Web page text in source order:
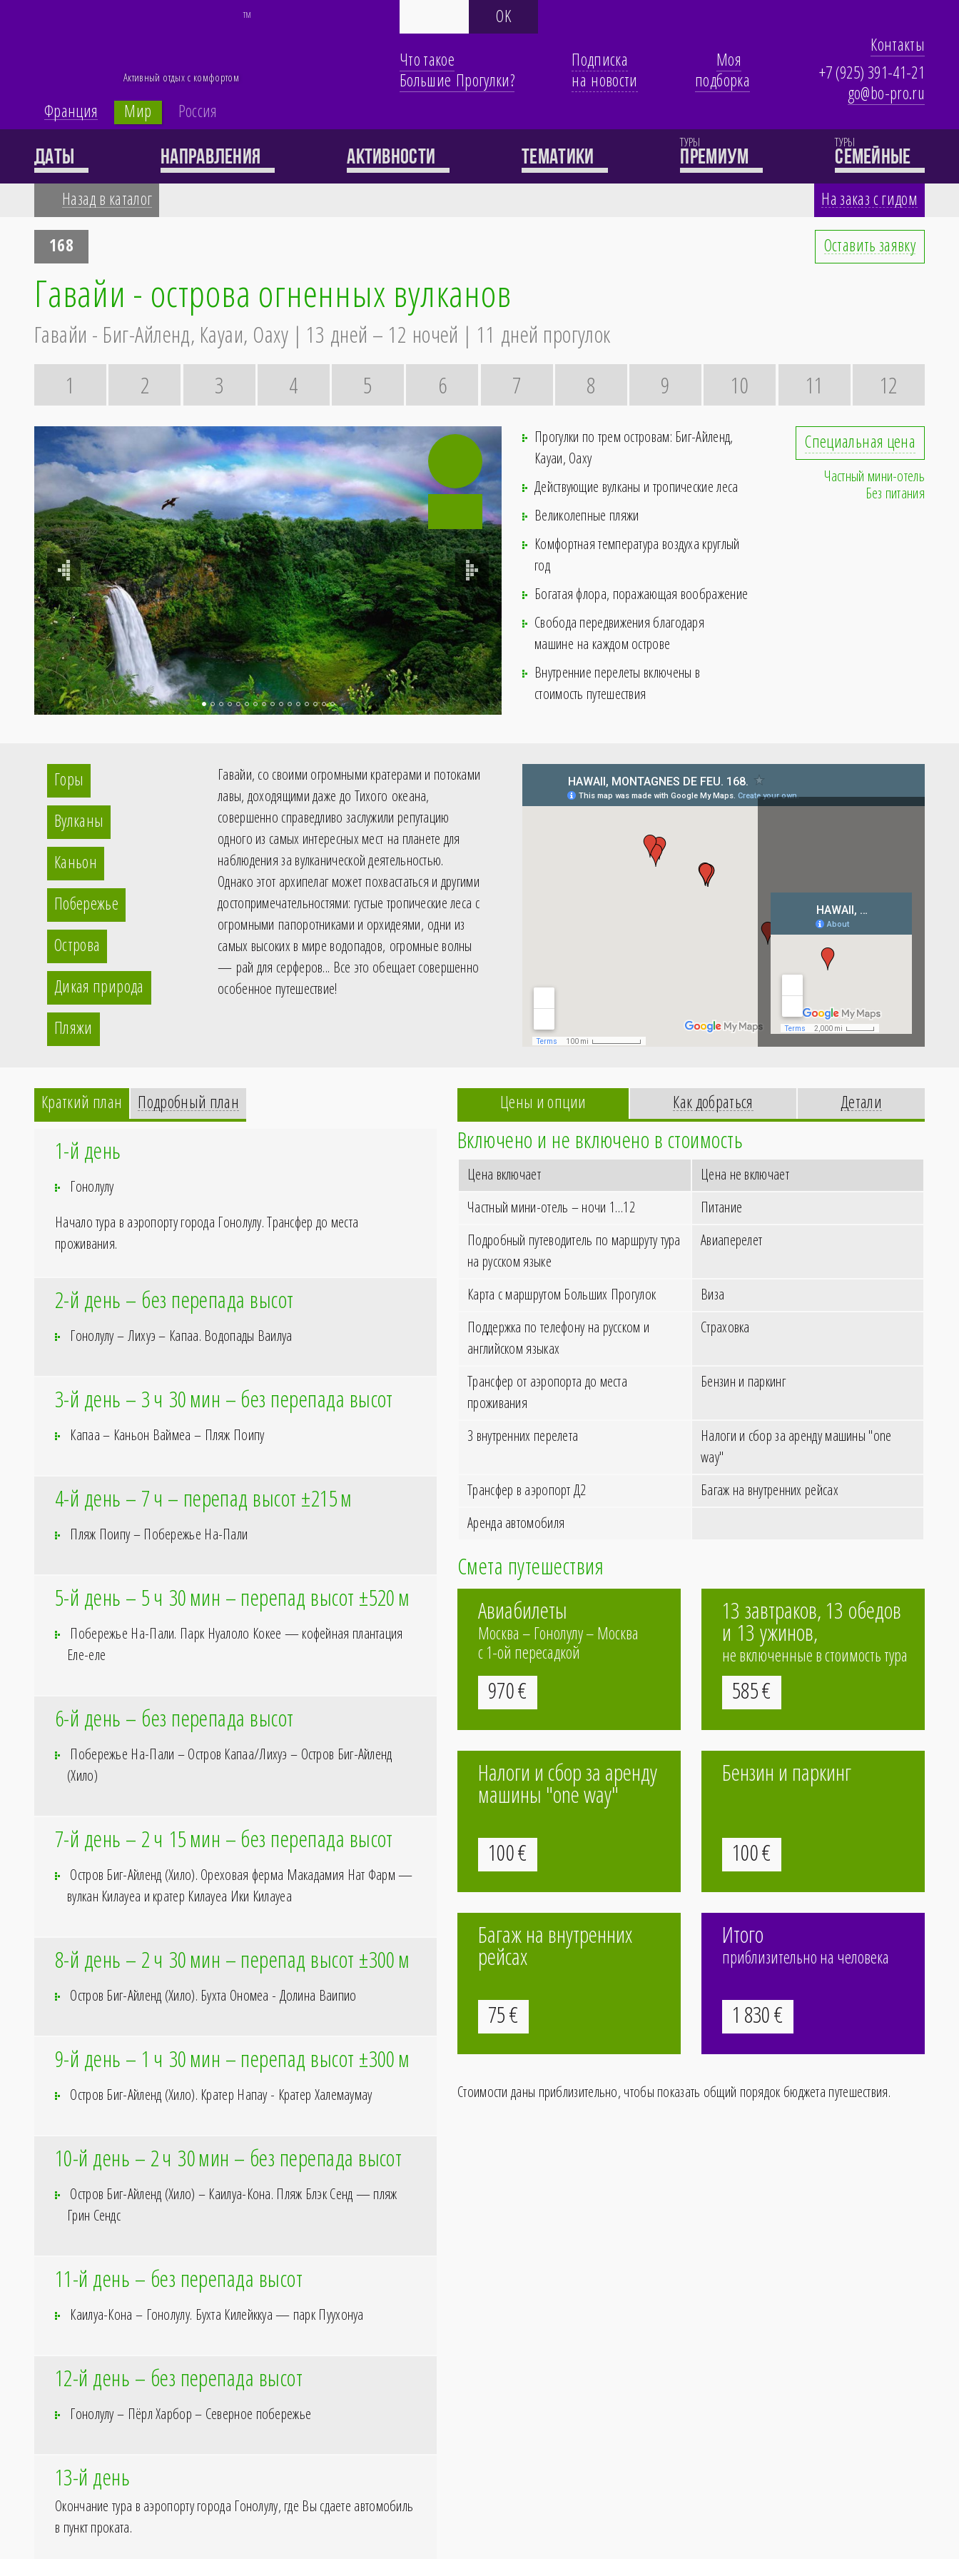
TM
Активный отдых с комфортом
Франция Мир Россия
Что такое
Большие Прогулки?
Подписка
на новости
Моя
подборка
Контакты
+7 (925) 391-41-21
go@bo-pro.ru
Каталог
Назад в каталог На заказ с гидом
168 Оставить заявку
Гавайи - острова огненных вулканов
Гавайи - Биг-Айленд, Кауаи, Оаху 13 дней – 12 ночей
11 дней прогулок
1
2 3 4 5 6 7 8 9 10 11 12
Прогулки по трем островам: Биг-Айленд,
Кауаи, Оаху
Действующие вулканы и тропические леса
Великолепные пляжи
Комфортная температура воздуха круглый
год
Богатая флора, поражающая воображение
Свобода передвижения благодаря
машине на каждом острове
Внутренние перелеты включены в
стоимость путешествия
Специальная цена
Частный мини-отель
Без питания
Горы
Вулканы
Каньон
Побережье
Острова
Дикая природа
Пляжи
Гавайи, со своими огромными кратерами и потоками
лавы, доходящими даже до Тихого океана,
совершенно справедливо заслужили репутацию
одного из самых интересных мест на планете для
наблюдения за вулканической деятельностью.
Однако этот архипелаг может похвастаться и другими
достопримечательностями: густые тропические леса с
огромными папоротниками и орхидеями, одни из
самых высоких в мире водопадов, огромные волны
— рай для серферов... Все это обещает совершенно
особенное путешествие!
Цены и опции Как добраться Детали
Краткий план Подробный план
1-й день
Гонолулу
Начало тура в аэропорту города Гонолулу. Трансфер до места
проживания.
2-й день – без перепада высот
Гонолулу – Лихуэ – Капаа. Водопады Ваилуа
3-й день – 3ч 30мин – без перепада высот
Капаа – Каньон Ваймеа – Пляж Поипу
4-й день – 7ч – перепад высот ±215м
Пляж Поипу – Побережье На-Пали
5-й день – 5ч 30мин – перепад высот ±520м
Побережье На-Пали. Парк Нуалоло Кокее — кофейная плантация
Еле-еле
6-й день – без перепада высот
Побережье На-Пали – Остров Капаа/Лихуэ – Остров Биг-Айленд
(Хило)
7-й день – 2ч 15мин – без перепада высот
Остров Биг-Айленд (Хило). Ореховая ферма Макадамия Нат Фарм —
вулкан Килауеа и кратер Килауеа Ики Килауеа
8-й день – 2ч 30мин – перепад высот ±300м
Остров Биг-Айленд (Хило). Бухта Ономеа - Долина Ваипио
9-й день – 1 ч 30мин – перепад высот ±300м
Остров Биг-Айленд (Хило). Кратер Напау - Кратер Халемаумау
10-й день – 2ч 30мин – без перепада высот
Остров Биг-Айленд (Хило) – Каилуа-Кона. Пляж Блэк Сенд — пляж
Грин Сендс
11-й день – без перепада высот
Каилуа-Кона – Гонолулу. Бухта Килейккуа — парк Пуухонуа
12-й день – без перепада высот
Гонолулу – Пёрл Харбор – Северное побережье
13-й день
Окончание тура в аэропорту города Гонолулу, где Вы сдаете автомобиль
в пункт проката.
Включено и не включено в стоимость
Цена включает
Цена не включает
Частный мини-отель – ночи 1…12
Питание
Подробный путеводитель по маршруту тура
на русском языке
Авиаперелет
Карта с маршрутом Больших Прогулок
Виза
Поддержка по телефону на русском и
английском языках
Страховка
Трансфер от аэропорта до места
проживания
Бензин и паркинг
3 внутренних перелета
Налоги и сбор за аренду машины "one
way"
Трансфер в аэропорт Д2
Багаж на внутренних рейсах
Аренда автомобиля
Смета путешествия
Авиабилеты
Москва – Гонолулу – Москва
c 1-ой пересадкой
970€
13 завтраков, 13 обедов
и 13 ужинов,
не включенные в стоимость тура
585€
Бензин и паркинг
100€
Налоги и сбор за аренду
машины "one way"
100€
Багаж на внутренних
рейсах
75€
Итого
приблизительно на человека
1 830€
Стоимости даны приблизительно, чтобы показать общий порядок бюджета путешествия.
Даты Направления Активности Тематики
ТУРЫ
премиум
ТУРЫ
семейные
60 туров